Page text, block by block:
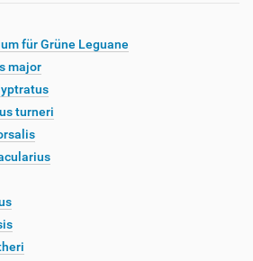
für Grüne Leguane
major
turneri